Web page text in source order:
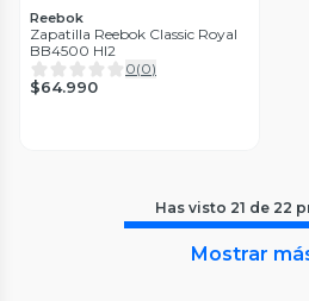
Reebok
Zapatilla Reebok Classic Royal
BB4500 HI2
0(0)
$64.990
Has visto 21 de 22
Mostrar